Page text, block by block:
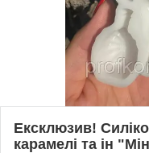
Ексклюзив!
карамелі та ін